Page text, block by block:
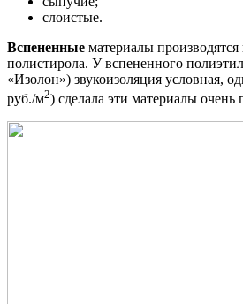
слоистые.
Вспененные материалы
полистирола. У вспененного
«Изолон») звукоизоляция условная,
руб./м2) сделала эти материалы